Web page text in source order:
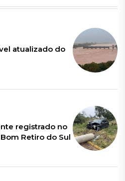
atualizado do
registrado no
Retiro do Sul